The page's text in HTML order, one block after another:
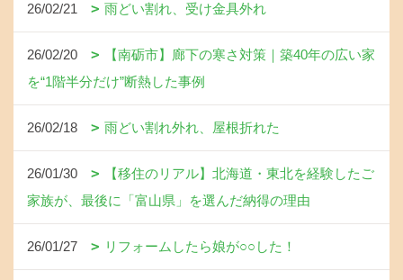
26/02/21 雨どい割れ、受け金具外れ
26/02/20
【南砺市】廊下の寒さ対策｜築40年の広い家
を“1階半分だけ”断熱した事例
26/02/18 雨どい割れ外れ、屋根折れた
26/01/30
【移住のリアル】北海道・東北を経験したご
家族が、最後に「富山県」を選んだ納得の理由
26/01/27 リフォームしたら娘が○○した！